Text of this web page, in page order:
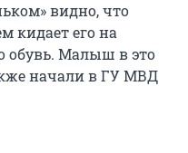
видно, что
кидает его на
обувь. Малыш в это
начали в ГУ МВД